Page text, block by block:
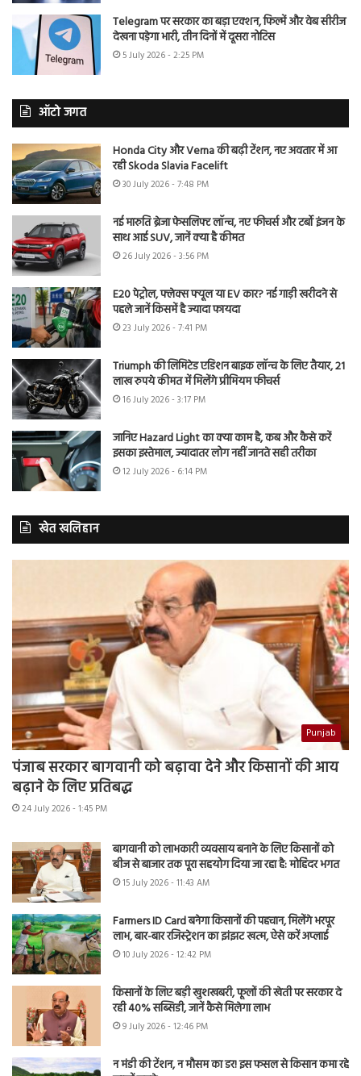
Telegram पर सरकार का बड़ा एक्शन, फिल्में और वेब सीरीज
देखना पड़ेगा भारी, तीन दिनों में दूसरा नोटिस
5 July 2026 - 2:25 PM
ऑटो जगत
Honda City और Verna की बढ़ी टेंशन, नए अवतार में आ
रही Skoda Slavia Facelift
30 July 2026 - 7:48 PM
नई मारुति ब्रेजा फेसलिफ्ट लॉन्च, नए फीचर्स और टर्बो इंजन के
साथ आई SUV, जानें क्या है कीमत
26 July 2026 - 3:56 PM
E20 पेट्रोल, फ्लेक्स फ्यूल या EV कार? नई गाड़ी खरीदने से
पहले जानें किसमें है ज्यादा फायदा
23 July 2026 - 7:41 PM
Triumph की लिमिटेड एडिशन बाइक लॉन्च के लिए तैयार, 21
लाख रुपये कीमत में मिलेंगे प्रीमियम फीचर्स
16 July 2026 - 3:17 PM
जानिए Hazard Light का क्या काम है, कब और कैसे करें
इसका इस्तेमाल, ज्यादातर लोग नहीं जानते सही तरीका
12 July 2026 - 6:14 PM
खेत खलिहान
Punjab
पंजाब सरकार बागवानी को बढ़ावा देने और किसानों की आय
बढ़ाने के लिए प्रतिबद्ध
24 July 2026 - 1:45 PM
बागवानी को लाभकारी व्यवसाय बनाने के लिए किसानों को
बीज से बाजार तक पूरा सहयोग दिया जा रहा है: मोहिंदर भगत
15 July 2026 - 11:43 AM
Farmers ID Card बनेगा किसानों की पहचान, मिलेंगे भरपूर
लाभ, बार-बार रजिस्ट्रेशन का झंझट खत्म, ऐसे करें अप्लाई
10 July 2026 - 12:42 PM
किसानों के लिए बड़ी खुशखबरी, फूलों की खेती पर सरकार दे
रही 40% सब्सिडी, जानें कैसे मिलेगा लाभ
9 July 2026 - 12:46 PM
न मंडी की टेंशन, न मौसम का डर! इस फसल से किसान कमा रहे